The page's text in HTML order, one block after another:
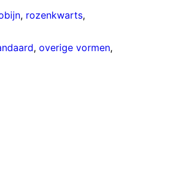
, rozenkwarts,
, overige vormen,